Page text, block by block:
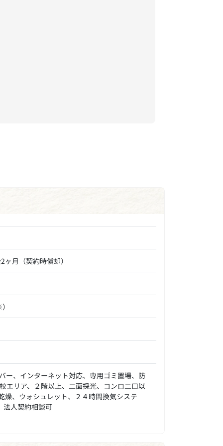
ヶ月（契約時償却）
ー、インターネット対応、専用ゴミ置場、防
エリア、２階以上、二面採光、コンロ二口以
燥、ウォシュレット、２４時間換気システ
法人契約相談可